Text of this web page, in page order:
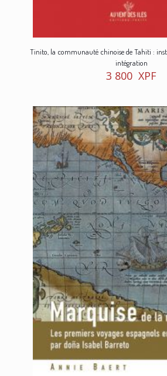
Tinito, la communauté chinoise de Tahiti :
intégration
3 800 XPF